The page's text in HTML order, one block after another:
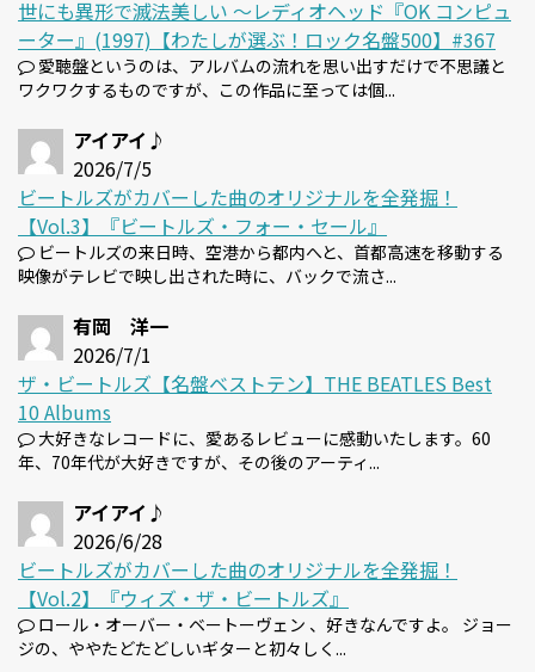
世にも異形で滅法美しい 〜レディオヘッド『OK コンピュ
ーター』(1997)【わたしが選ぶ！ロック名盤500】#367
愛聴盤というのは、アルバムの流れを思い出すだけで不思議と
ワクワクするものですが、この作品に至っては個...
アイアイ♪
2026/7/5
ビートルズがカバーした曲のオリジナルを全発掘！
【Vol.3】『ビートルズ・フォー・セール』
ビートルズの来日時、空港から都内へと、首都高速を移動する
映像がテレビで映し出された時に、バックで流さ...
有岡 洋一
2026/7/1
ザ・ビートルズ【名盤ベストテン】THE BEATLES Best
10 Albums
大好きなレコードに、愛あるレビューに感動いたします。60
年、70年代が大好きですが、その後のアーティ...
アイアイ♪
2026/6/28
ビートルズがカバーした曲のオリジナルを全発掘！
【Vol.2】『ウィズ・ザ・ビートルズ』
ロール・オーバー・ベートーヴェン 、好きなんですよ。 ジョー
ジの、ややたどたどしいギターと初々しく...